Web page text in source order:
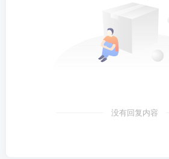
没有回复内容